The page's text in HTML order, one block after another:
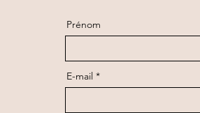
Prénom
E-mail